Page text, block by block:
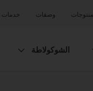
وصفات خدمات
الشوكولاطة